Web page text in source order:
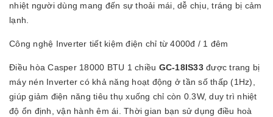
nhiệt người dùng mang đến sự thoải mái, dễ chịu, tráng bị cảm
lạnh.
Công nghệ Inverter tiết kiệm điện chỉ từ 4000đ / 1 đêm
Điều hòa Casper 18000 BTU 1 chiều GC-18IS33được trang bị
máy nén Inverter có khả năng hoạt động ở tần số thấp (1Hz),
giúp giảm điện năng tiêu thụ xuống chỉ còn 0.3W, duy trì nhiệt
độ ổn định, vận hành êm ái. Thời gian bạn sử dụng điều hoà